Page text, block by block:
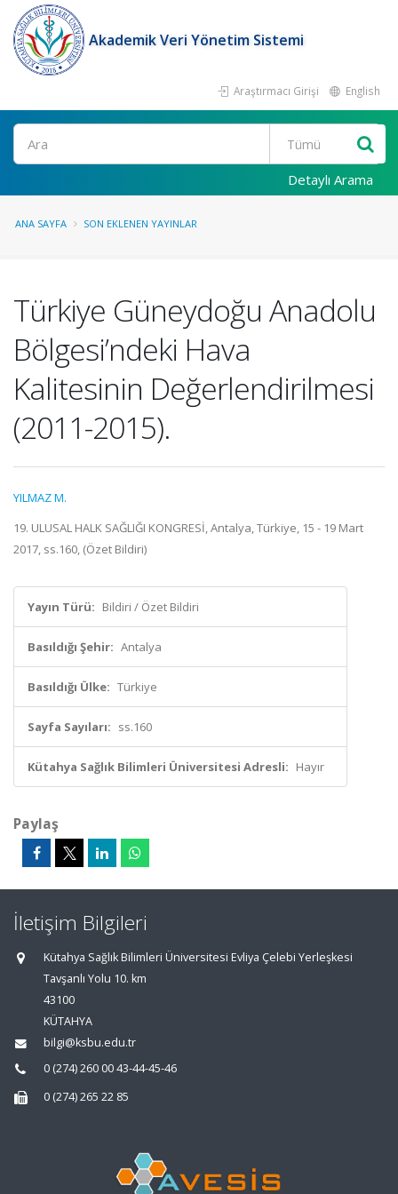
Akademik Veri Yönetim Sistemi
Araştırmacı Girişi English
Ara
Detaylı Arama
ANA SAYFA SON EKLENEN YAYINLAR
Türkiye Güneydoğu Anadolu
Bölgesi’ndeki Hava
Kalitesinin Değerlendirilmesi
(2011-2015).
YILMAZ M.
19. ULUSAL HALK SAĞLIĞI KONGRESİ, Antalya, Türkiye, 15 - 19 Mart
2017, ss.160, (Özet Bildiri)
Yayın Türü: Bildiri / Özet Bildiri
Basıldığı Şehir: Antalya
Basıldığı Ülke: Türkiye
Sayfa Sayıları: ss.160
Kütahya Sağlık Bilimleri Üniversitesi Adresli: Hayır
Paylaş
İletişim Bilgileri
Kütahya Sağlık Bilimleri Üniversitesi Evliya Çelebi Yerleşkesi
Tavşanlı Yolu 10. km
43100
KÜTAHYA
bilgi@ksbu.edu.tr
0 (274) 260 00 43-44-45-46
0 (274) 265 22 85